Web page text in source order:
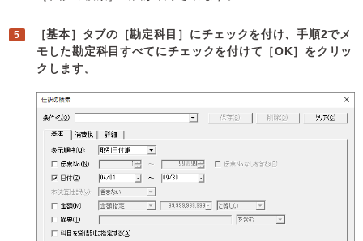
［基本］タブの［勘定科目］にチェックを付け、手順2でメ
モした勘定科目すべてにチェックを付けて［OK］をクリッ
クします。